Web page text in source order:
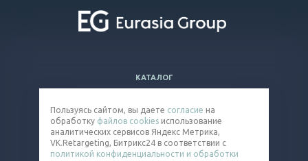
КАТАЛОГ
КОМПАНИЯ
КОНТАКТЫ
8 (800) 301-92-26
Пользуясь сайтом, вы даете согласие на
обработку файлов cookies использование
аналитических сервисов Яндекс Метрика,
VK.Retargeting, Битрикс24 в соответствии с
политикой конфиденциальности и обработки